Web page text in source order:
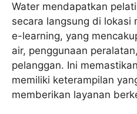
Water mendapatkan
secara langsung di lokasi
e-learning, yang
air, penggunaan
pelanggan. Ini
memiliki keterampilan
memberikan layanan